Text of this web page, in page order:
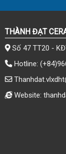
THÀNH ĐẠT
Số 47 TT20 -
Hotline:
Website: